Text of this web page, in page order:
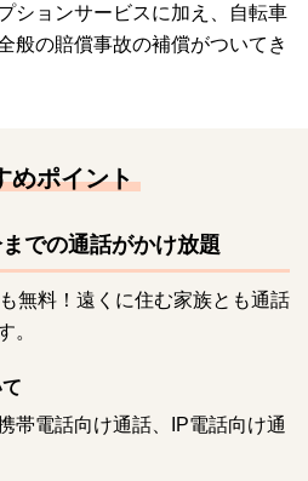
ションサービスに加え、自転車
般の賠償事故の補償がついてき
めポイント
までの通話がかけ放題
無料！遠くに住む家族とも通話
。
帯電話向け通話、IP電話向け通